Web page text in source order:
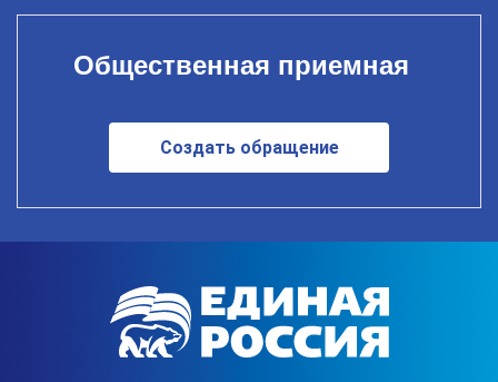
Общественная приемная
Создать обращение